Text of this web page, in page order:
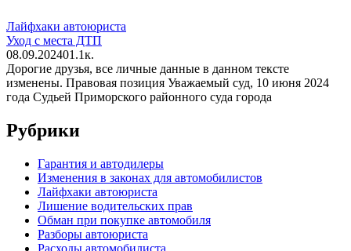
Лайфхаки автоюриста
Уход с места ДТП
08.09.202401.1к.
Дорогие друзья, все личные данные в данном тексте
изменены. Правовая позиция Уважаемый суд, 10 июня 2024
года Судьей Приморского районного суда города
Рубрики
Гарантия и автодилеры
Изменения в законах для автомобилистов
Лайфхаки автоюриста
Лишение водительских прав
Обман при покупке автомобиля
Разборы автоюриста
Расходы автомобилиста